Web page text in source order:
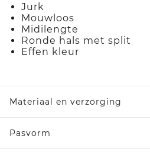
Jurk
Mouwloos
Midilengte
Ronde hals met split
Effen kleur
Materiaal en verzorging
Pasvorm